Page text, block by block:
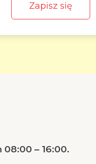
Zapisz się
– 16:00.